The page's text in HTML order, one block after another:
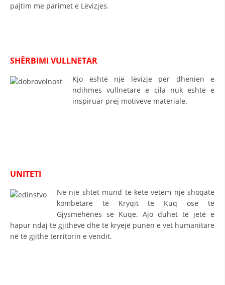
EKIPE PËRGJIGJE DISASTER
MARRDHËNJE ME PUBLIKUN
HULUMTIMI I OPINIONIT PUBLIK
VEPRIMTARI SHËNDETËSORE PREVENTIVE
NDIHMA E PARË
DHURIMI I GJAKUT
pajtim me parimet e Lëvizjes.
SHËRBIMI VULLNETAR
Kjo është një lëvizje për dhënien e
ndihmës vullnetare e cila nuk është e
inspiruar prej motiveve materiale.
UNITETI
Në një shtet mund të ketë vetëm një shoqatë
kombëtare të Kryqit të Kuq ose të
Gjysmëhënës së Kuqe. Ajo duhet të jetë e
hapur ndaj të gjithëve dhe të kryejë punën e vet humanitare
në të gjithë territorin e vendit.